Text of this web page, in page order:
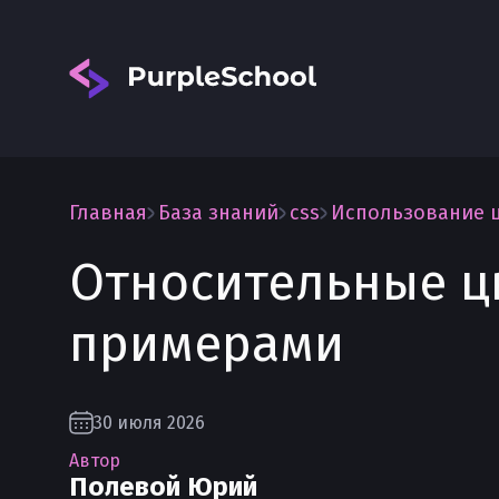
Главная База знаний css Использование
Относительные
примерами
30 июля 2026
Автор
Полевой Юрий